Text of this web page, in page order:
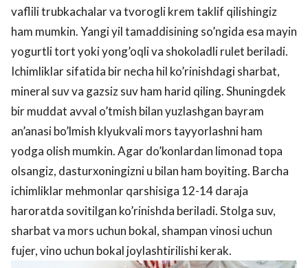
vaflili trubkachalar va tvorogli krem taklif qilishingiz
ham mumkin. Yangi yil tamaddisining so’ngida esa mayin
yogurtli tort yoki yong’oqli va shokoladli rulet beriladi.
Ichimliklar sifatida bir necha hil ko’rinishdagi sharbat,
mineral suv va gazsiz suv ham harid qiling. Shuningdek
bir muddat avval o’tmish bilan yuzlashgan bayram
an’anasi bo’lmish klyukvali mors tayyorlashni ham
yodga olish mumkin. Agar do’konlardan limonad topa
olsangiz, dasturxoningizni u bilan ham boyiting. Barcha
ichimliklar mehmonlar qarshisiga 12-14 daraja
haroratda sovitilgan ko’rinishda beriladi. Stolga suv,
sharbat va mors uchun bokal, shampan vinosi uchun
fujer, vino uchun bokal joylashtirilishi kerak.